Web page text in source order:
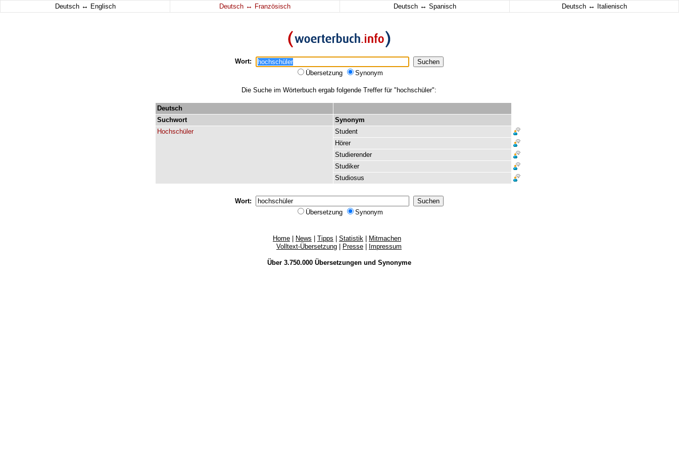
Deutsch ↔ Englisch Deutsch ↔ Französisch Deutsch ↔ Spanisch Deutsch ↔ Italienisch
Wort:
Übersetzung
Synonym
Die Suche im Wörterbuch ergab folgende Treffer für "hochschüler":
Deutsch
Suchwort
Synonym
Hochschüler
Student
Hörer
Studierender
Studiker
Studiosus
Wort:
Übersetzung
Synonym
Home News Tipps Statistik
Mitmachen
Volltext-Übersetzung
Presse Impressum
Über 3.750.000 Übersetzungenund Synonyme